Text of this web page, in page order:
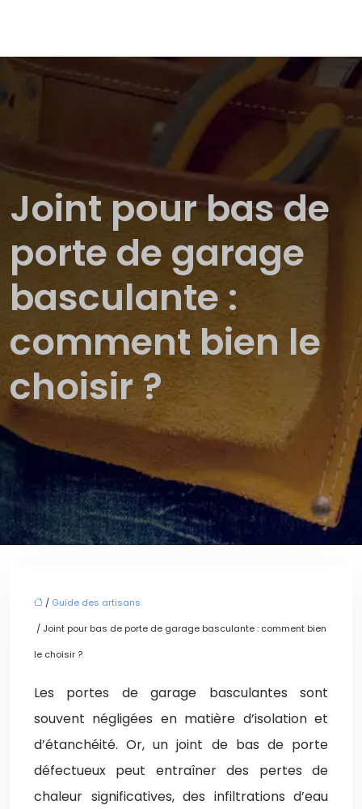
Joint pour bas de
porte de garage
basculante :
comment bien le
choisir ?
/ Guide des artisans
/ Joint pour bas de porte de garage basculante : comment bien
le choisir ?
Les portes de garage basculantes sont
souvent négligées en matière d’isolation et
d’étanchéité. Or, un joint de bas de porte
défectueux peut entraîner des pertes de
chaleur significatives, des infiltrations d’eau